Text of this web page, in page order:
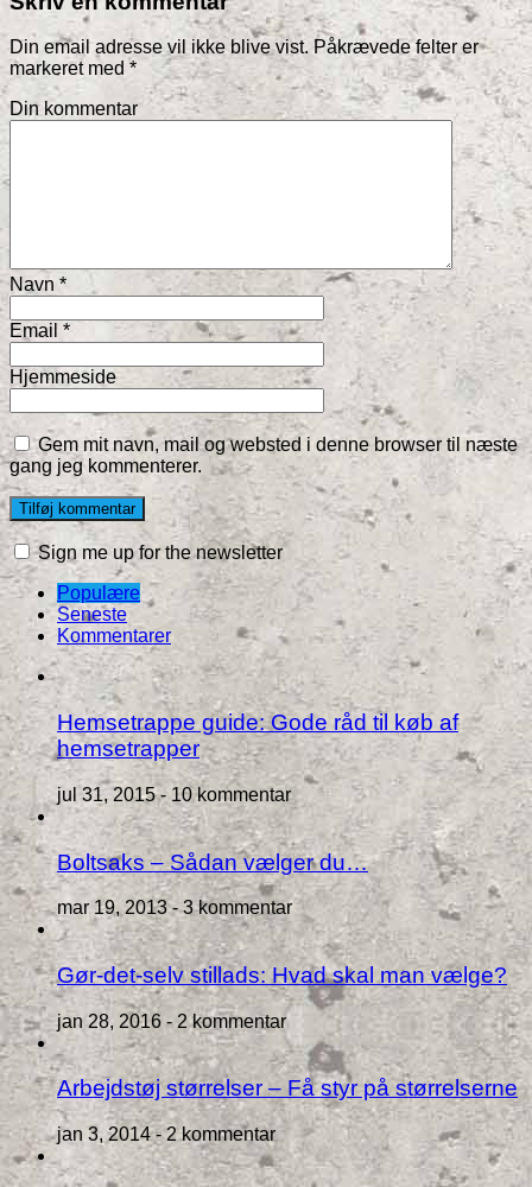
Din email adresse vil ikke blive vist. Påkrævede felter er
markeret med *
Din kommentar
Navn *
Email *
Hjemmeside
Gem mit navn, mail og websted i denne browser til næste
gang jeg kommenterer.
Sign me up for the newsletter
Populære
Seneste
Kommentarer
Hemsetrappe guide: Gode råd til køb af
hemsetrapper
jul 31, 2015 -10 kommentar
Boltsaks – Sådan vælger du…
mar 19, 2013 -3 kommentar
Gør-det-selv stillads: Hvad skal man vælge?
jan 28, 2016 - 2 kommentar
Arbejdstøj størrelser – Få styr på størrelserne
jan 3, 2014 -2 kommentar